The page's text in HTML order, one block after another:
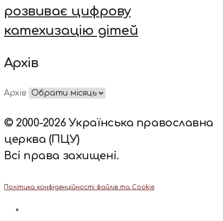
розвиває цифрову
катехизацію дітей
Архів
Архів
© 2000-2026 Українська православна
церква (ПЦУ)
Всі права захищені.
Політика конфіденційності файлів та Cookie